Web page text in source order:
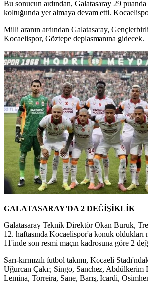
Bu sonucun ardından, Galatasaray 29
koltuğunda yer almaya devam etti.
Milli aranın ardından Galatasaray,
Kocaelispor, Göztepe deplasmanına gidecek.
GALATASARAY'DA 2 DEĞİŞİKLİK
Galatasaray Teknik Direktör Okan Buruk,
12. haftasında Kocaelispor'a konuk oldukları
11'inde son resmi maçın kadrosuna göre 2
Sarı-kırmızılı futbol takımı, Kocaeli
Uğurcan Çakır, Singo, Sanchez, Abdülkerim
Lemina, Torreira, Sane, Barış, Icardi,